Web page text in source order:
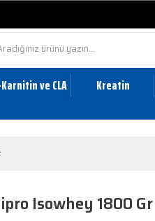
ve CLA Kreatin
Isowhey 1800 Gr